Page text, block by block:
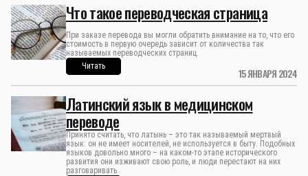
15 ЯНВАРЯ 2024
Что такое переводческая страница
При заказе перевода вы могли обратить внимание на то, что его
стоимость в первую очередь зависит от количества так
называемых переводческих страниц.
Читать
Латинский язык в медицинском
переводе
Принято считать, что латынь – это так называемый мертвый
язык: он не имеет носителей, не используется в быту. Подобных
языков довольно много – на каком-то этапе исторического
развития они изживают свою роль, и люди перестают на них
разговаривать.